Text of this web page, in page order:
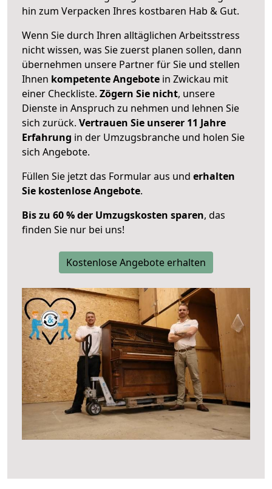
hin zum Verpacken Ihres kostbaren Hab & Gut.
Wenn Sie durch Ihren alltäglichen Arbeitsstress
nicht wissen, was Sie zuerst planen sollen, dann
übernehmen unsere Partner für Sie und stellen
Ihnen kompetente Angebote in Zwickau mit
einer Checkliste. Zögern Sie nicht, unsere
Dienste in Anspruch zu nehmen und lehnen Sie
sich zurück. Vertrauen Sie unserer 11 Jahre
Erfahrung in der Umzugsbranche und holen Sie
sich Angebote.
Füllen Sie jetzt das Formular aus und erhalten
Sie kostenlose Angebote.
Bis zu 60 % der Umzugskosten sparen, das
finden Sie nur bei uns!
Kostenlose Angebote erhalten